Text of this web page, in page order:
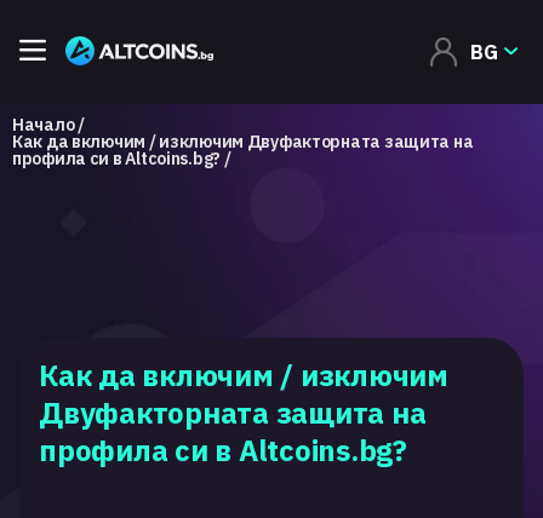
BG
Начало
Как да включим / изключим Двуфакторната защита на
профила си в Altcoins.bg?
Как да включим / изключим
Двуфакторната защита на
профила си в Altcoins.bg?